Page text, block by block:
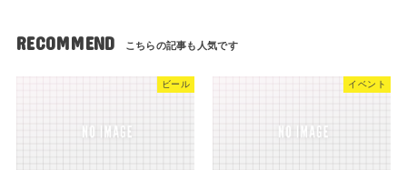
RECOMMEND
ビール イベント